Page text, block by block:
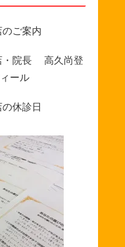
ご案内
・院長 高久尚登
ール
休診日